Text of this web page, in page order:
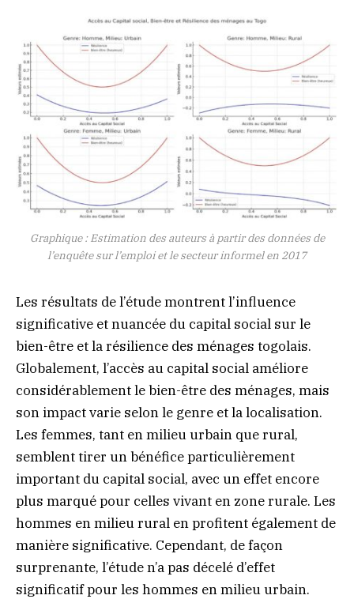
Graphique : Estimation des auteurs à partir des données de
l’enquête sur l’emploi et le secteur informel en 2017
Les résultats de l’étude montrent l’influence
significative et nuancée du capital social sur le
bien-être et la résilience des ménages togolais.
Globalement, l’accès au capital social améliore
considérablement le bien-être des ménages, mais
son impact varie selon le genre et la localisation.
Les femmes, tant en milieu urbain que rural,
semblent tirer un bénéfice particulièrement
important du capital social, avec un effet encore
plus marqué pour celles vivant en zone rurale. Les
hommes en milieu rural en profitent également de
manière significative. Cependant, de façon
surprenante, l’étude n’a pas décelé d’effet
significatif pour les hommes en milieu urbain.